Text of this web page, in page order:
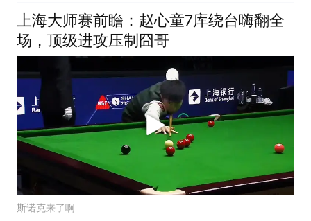
上海大师赛前瞻：赵心童7库绕台嗨翻全
场，顶级进攻压制囧哥
斯诺克来了啊